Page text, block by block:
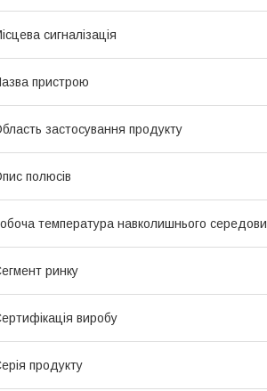
сигналізація
пристрою
застосування продукту
полюсів
температура навколишнього середови
ринку
виробу
продукту